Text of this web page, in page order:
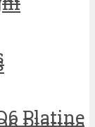
Platine